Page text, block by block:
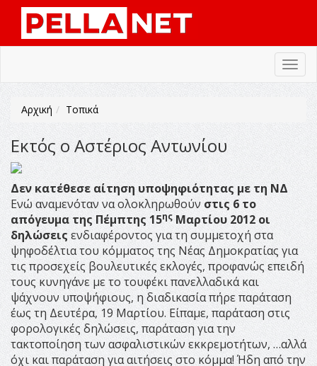
Αρχική Τοπικά
Εκτός ο Αστέριος Αντωνίου
Δεν κατέθεσε αίτηση υποψηφιότητας με τη ΝΔ
Ενώ αναμενόταν να ολοκληρωθούνστις 6 το
απόγευμα της Πέμπτης 15ηςΜαρτίου 2012 οι
δηλώσεις ενδιαφέροντος για τη συμμετοχή στα
ψηφοδέλτια του κόμματος της Νέας Δημοκρατίας για
τις προσεχείς βουλευτικές εκλογές, προφανώς επειδή
τους κυνηγάνε με το τουφέκι πανελλαδικά και
ψάχνουν υποψήφιους, η διαδικασία πήρε παράταση
έως τη Δευτέρα, 19 Μαρτίου. Είπαμε, παράταση στις
φορολογικές δηλώσεις, παράταση για την
τακτοποίηση των ασφαλιστικών εκκρεμοτήτων, …αλλά
όχι και παράταση για αιτήσεις στο κόμμα! Ήδη από την